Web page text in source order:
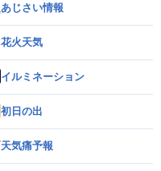
あじさい情報
花火天気
イルミネーション
初日の出
天気痛予報